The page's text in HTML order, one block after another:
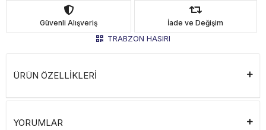
Güvenli Alışveriş İade ve Değişim
TRABZON HASIRI
ÜRÜN ÖZELLİKLERİ
YORUMLAR